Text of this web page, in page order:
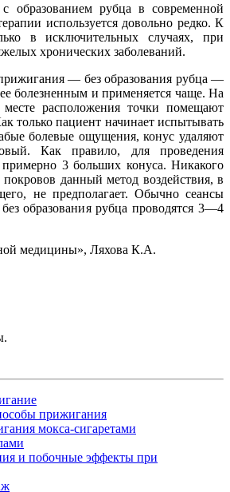
образованием рубца в современной
используется довольно редко. К
в исключительных случаях, при
хронических заболеваний.
— без образования рубца —
болезненным и применяется чаще. На
расположения точки помещают
только пациент начинает испытывать
болевые ощущения, конус удаляют
Как правило, для проведения
примерно 3 больших конуса. Никакого
данный метод воздействия, в
не предполагает. Обычно сеансы
образования рубца проводятся 3—4
медицины», Ляхова К.А.
прижигания
мокса-сигаретами
и побочные эффекты при